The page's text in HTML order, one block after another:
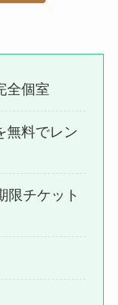
全個室
無料でレン
限チケット